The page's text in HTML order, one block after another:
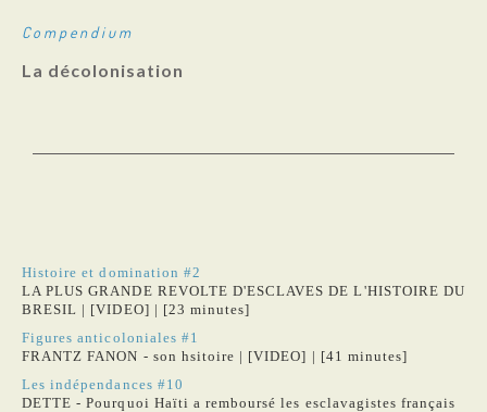
Compendium
La décolonisation
Histoire et domination #2
LA PLUS GRANDE REVOLTE D'ESCLAVES DE L'HISTOIRE DU
BRESIL | [VIDEO] | [23 minutes]
Figures anticoloniales #1
FRANTZ FANON - son hsitoire | [VIDEO] | [41 minutes]
Les indépendances #10
DETTE - Pourquoi Haïti a remboursé les esclavagistes français